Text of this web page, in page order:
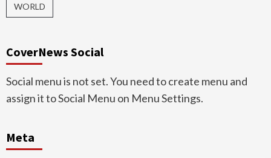
WORLD
CoverNews Social
Social menu is not set. You need to create menu and
assign it to Social Menu on Menu Settings.
Meta